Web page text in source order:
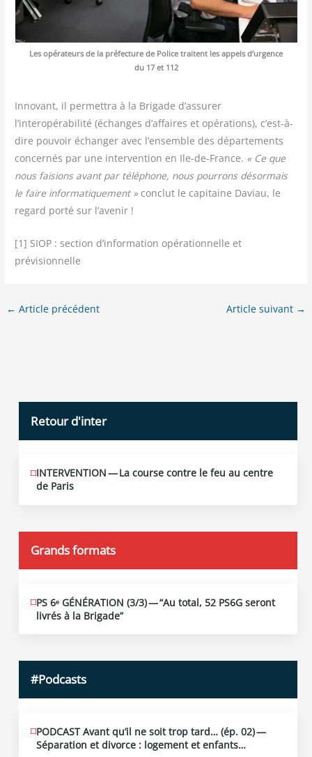
Les opé­ra­teurs de la pré­fec­ture de Police traitent les appels d’urgence
du 17 et 112
Inno­vant, il per­met­tra à la Bri­gade d’assurer
l’interopérabilité (échanges d’affaires et opé­ra­tions), c’est-à-
dire pou­voir échan­ger avec l’ensemble des dépar­te­ments
concer­nés par une inter­ven­tion en Ile-de-France. « Ce que
nous fai­sions avant par télé­phone, nous pour­rons désor­mais
le faire infor­ma­ti­que­ment » conclut le capi­taine Daviau, le
regard por­té sur l’avenir !
[1] SIOP : sec­tion d’information opé­ra­tion­nelle et
prévisionnelle
← Article précédent Article suivant →
Retour d'inter
JUIN
12
INTERVENTION — La course contre le feu au centre
de Paris
Grands formats
JUIN
19
2026
PS 6ᵉ GÉNÉRATION (3/​3) — “Au total, 52 PS6G seront
livrés à la Brigade”
#Podcasts
MAI
13
2026
PODCAST Avant qu’il ne soit trop tard… (ép. 02) —
Séparation et divorce : logement et enfants…